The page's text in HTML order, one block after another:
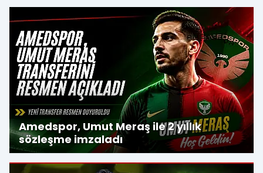
Amedspor, Umut Meraş ile 2 yıllık
sözleşme imzaladı